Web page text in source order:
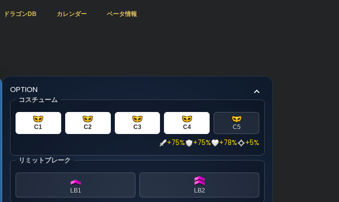
ドラゴンDB カレンダー ベータ情報
OPTION
コスチューム
C1 C2 C3 C4 C5
+75% +75% +78% +5%
リミットブレーク
LB1 LB2